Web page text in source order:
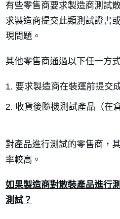
有些零售商要求製造商測試
求製造商提交此類測試證書
現問題。
其他零售商通過以下任一方
要求製造商在裝運前提交
收貨後隨機測試產品（在
對產品進行測試的零售商，
率較高。
如果製造商對散裝產品進行
測試？